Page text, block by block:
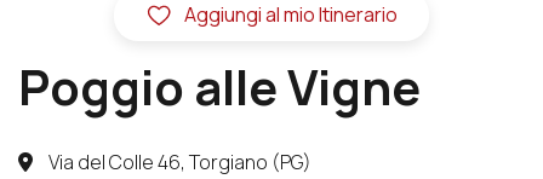
Poggio alle Vigne
Aggiungi al mio Itinerario
Via del Colle 46, Torgiano (PG)